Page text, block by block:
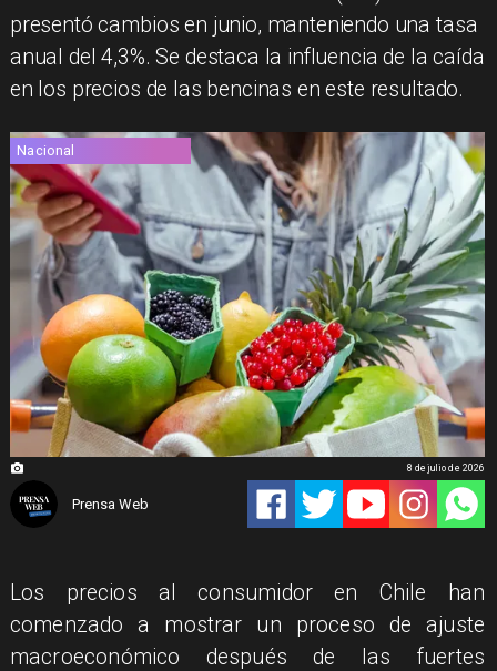
presentó cambios en junio, manteniendo una tasa
anual del 4,3%. Se destaca la influencia de la caída
en los precios de las bencinas en este resultado.
Nacional
Prensa Web
8 de julio de 2026
Los precios al consumidor en Chile han
comenzado a mostrar un proceso de ajuste
macroeconómico después de las fuertes